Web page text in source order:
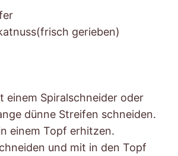
gerieben)
einem Spiralschneider oder
dünne Streifen schneiden.
einem Topf erhitzen.
und mit in den Topf